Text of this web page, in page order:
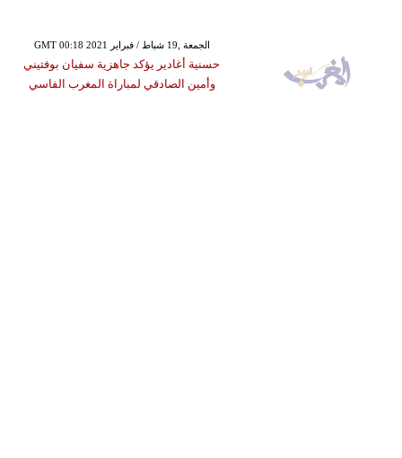
GMT 00:18 2021 الجمعة ,19 شباط / فبراير
حسنية أغادير يؤكد جاهزية سفيان بوفتيني
وأمين الصادقي لمباراة المغرب الفاسي